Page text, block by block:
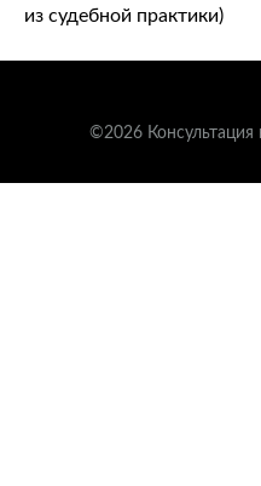
из судебной практики)
©2026 Консультация